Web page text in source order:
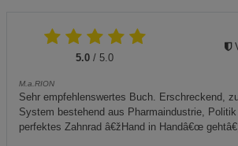
5.0 / 5.0
M.a.RION
Sehr empfehlenswertes Buch. Erschreckend,
System bestehend aus Pharmaindustrie,
perfektes Zahnrad â€žHand in Handâ€œ gehtâ€¦